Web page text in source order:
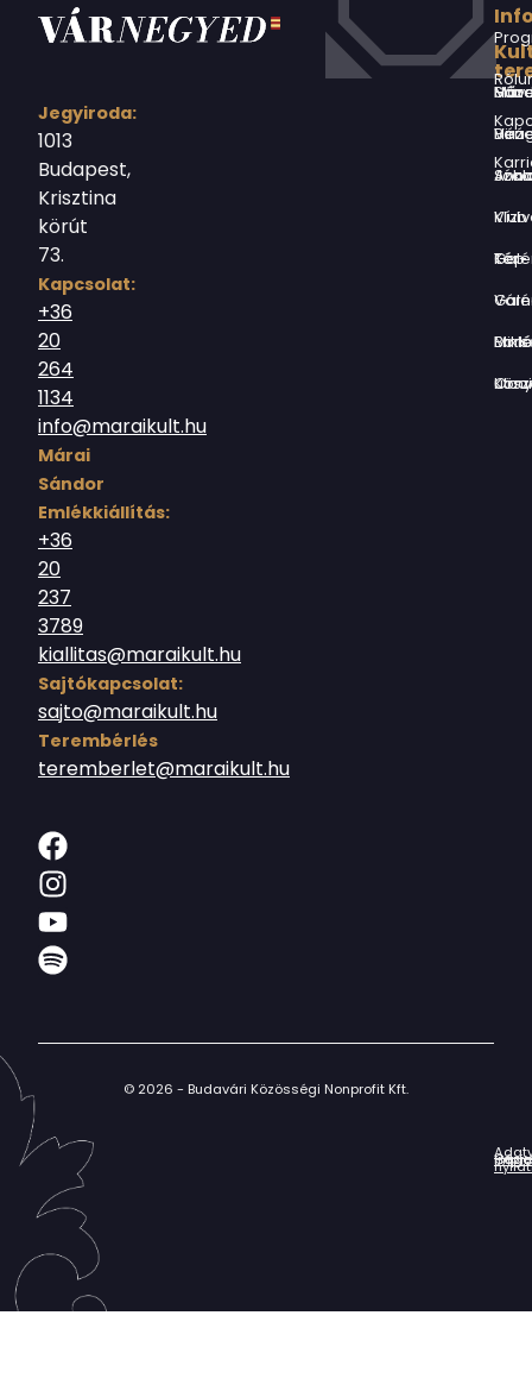
Jegyiroda:
1013
Budapest,
Krisztina
körút
73.
Kapcsolat:
+36
20
264
1134
info@maraikult.hu
Márai
Sándor
Emlékkiállítás:
+36
20
237
3789
kiallitas@maraikult.hu
Sajtókapcsolat:
sajto@maraikult.hu
Terembérlés
teremberlet@maraikult.hu
Márai Sándor Művelődési Ház
Virág Benedek Ház
Jókai Anna
Vízivárosi Klub
Tér-Kép
Várnegyed
Borsos
Országház
© 2026 - Budavári Közösségi Nonprofit Kft.